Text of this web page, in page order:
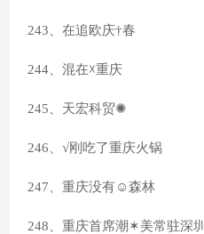
243、在追欧庆†春
244、混在☓重庆
245、天宏科贸✺
246、√刚吃了重庆火锅
247、重庆没有☺森林
248、重庆首席潮✶美常驻深圳